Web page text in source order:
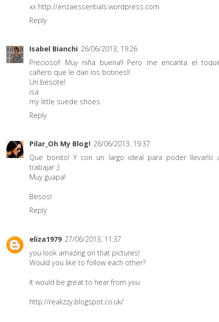
xx http://enzaessentials.wordpress.com
Reply
Isabel Bianchi 26/06/2013, 19:26
Precioso!! Muy niña buena!! Pero me encanta el
cañero que le dan los botines!!
Un besote!
isa
my little suede shoes
Reply
Pilar_Oh My Blog! 26/06/2013, 19:37
Que bonito! Y con un largo ideal para poder llevarlo
trabajar ;)
Muy guapa!
Besos!
Reply
eliza1979 27/06/2013, 11:37
you look amazing on that pictures!
Would you like to follow each other?
It would be great to hear from you
http://realizzy.blogspot.co.uk/